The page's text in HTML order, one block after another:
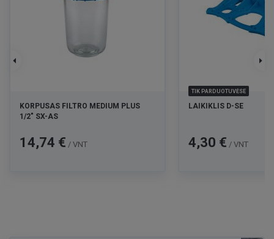
KORPUSAS FILTRO MEDIUM PLUS
1/2" SX-AS
Kaina
14,74 € / VNT
TIK PARDUOTUVĖSE
LAIKIKLIS D-SE
Kaina
4,30 € / VNT